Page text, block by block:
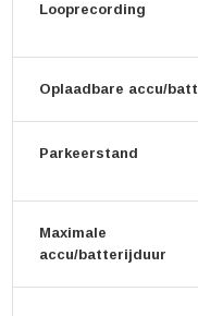
Looprecording
Oplaadbare accu/
Parkeerstand
Maximale
accu/batterijduur